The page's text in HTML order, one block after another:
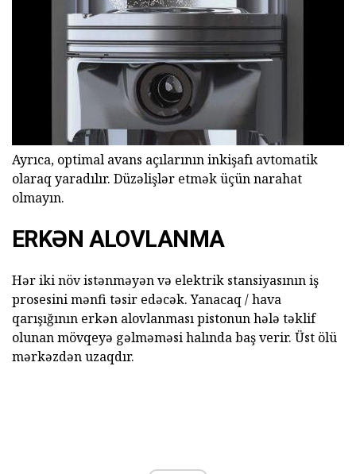
Ayrıca, optimal avans açılarının inkişafı avtomatik
olaraq yaradılır. Düzəlişlər etmək üçün narahat
olmayın.
ERKƏN ALOVLANMA
Hər iki növ istənməyən və elektrik stansiyasının iş
prosesini mənfi təsir edəcək. Yanacaq / hava
qarışığının erkən alovlanması pistonun hələ təklif
olunan mövqeyə gəlməməsi halında baş verir. Üst ölü
mərkəzdən uzaqdır.